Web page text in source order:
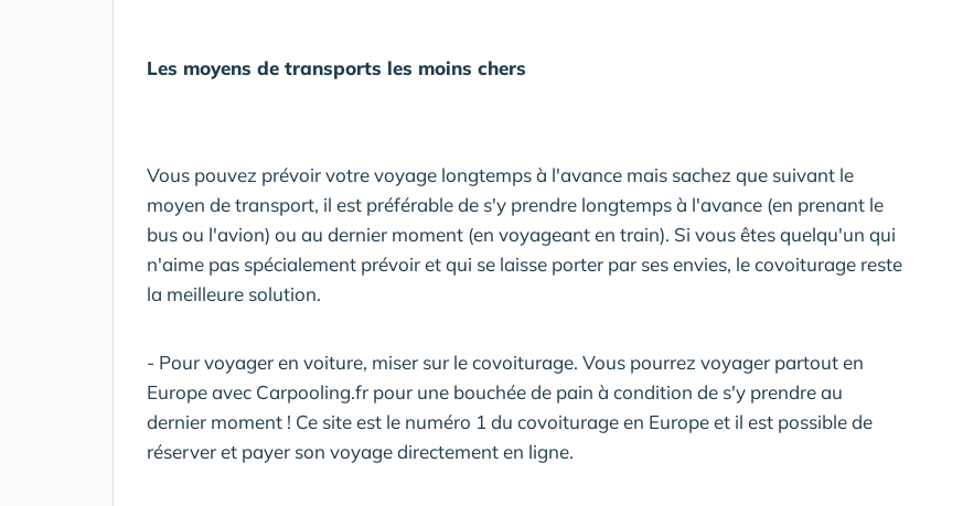
Les moyens de transports les moins chers
Vous pouvez prévoir votre voyage longtemps à l'avance mais sachez que suivant le
moyen de transport, il est préférable de s'y prendre longtemps à l'avance (en prenant le
bus ou l'avion) ou au dernier moment (en voyageant en train). Si vous êtes quelqu'un qui
n'aime pas spécialement prévoir et qui se laisse porter par ses envies, le covoiturage reste
la meilleure solution.
- Pour voyager en voiture, miser sur le covoiturage. Vous pourrez voyager partout en
Europe avec Carpooling.fr pour une bouchée de pain à condition de s'y prendre au
dernier moment ! Ce site est le numéro 1 du covoiturage en Europe et il est possible de
réserver et payer son voyage directement en ligne.